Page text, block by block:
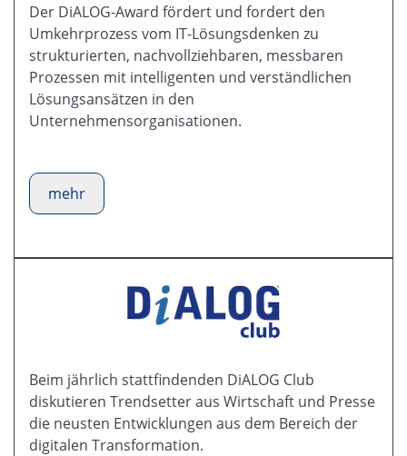
Der DiALOG-Award fördert und fordert den
Umkehrprozess vom IT-Lösungsdenken zu
strukturierten, nachvollziehbaren, messbaren
Prozessen mit intelligenten und verständlichen
Lösungsansätzen in den
Unternehmensorganisationen.
mehr
Beim jährlich stattfindenden DiALOG Club
diskutieren Trendsetter aus Wirtschaft und Presse
die neusten Entwicklungen aus dem Bereich der
digitalen Transformation.